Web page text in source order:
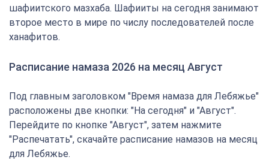
шафиитского мазхаба. Шафииты на сегодня занимают
второе место в мире по числу последователей после
ханафитов.
Расписание намаза 2026 на месяц Август
Под главным заголовком "Время намаза для Лебяжье"
расположены две кнопки: "На сегодня" и "Август".
Перейдите по кнопке "Август", затем нажмите
"Распечатать", скачайте расписание намазов на месяц
для Лебяжье.